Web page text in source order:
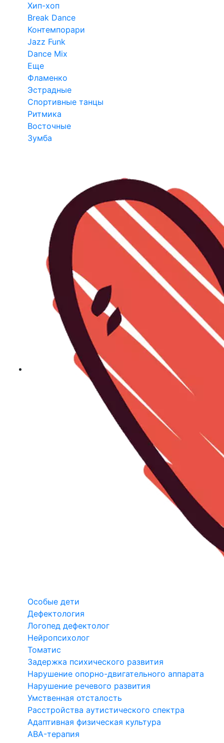
Хип-хоп
Break Dance
Контемпорари
Jazz Funk
Dance Mix
Еще
Фламенко
Эстрадные
Спортивные танцы
Ритмика
Восточные
Зумба
Особые дети
Дефектология
Логопед дефектолог
Нейропсихолог
Томатис
Задержка психического развития
Нарушение опорно-двигательного аппарата
Нарушение речевого развития
Умственная отсталость
Расстройства аутистического спектра
Адаптивная физическая культура
ABA-терапия